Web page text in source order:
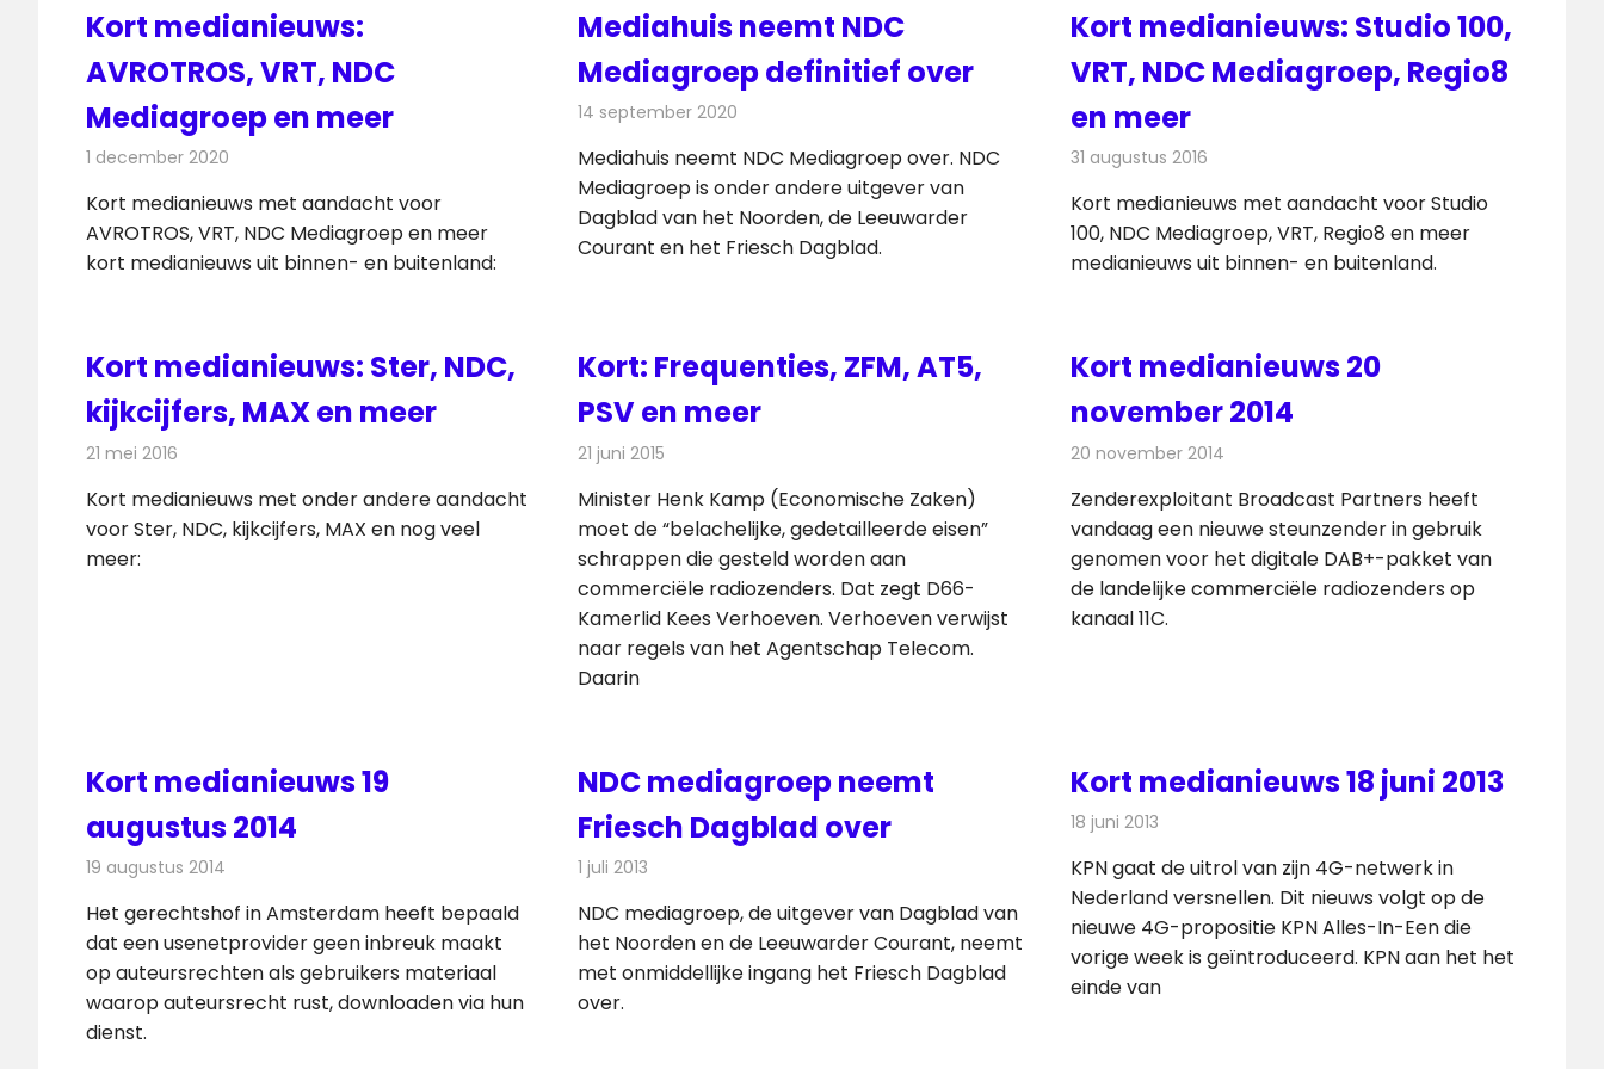
Kort medianieuws:
AVROTROS, VRT, NDC
Mediagroep en meer
1 december 2020
Kort medianieuws met aandacht voor
AVROTROS, VRT, NDC Mediagroep en meer
kort medianieuws uit binnen- en buitenland:
Mediahuis neemt NDC
Mediagroep definitief over
14 september 2020
Mediahuis neemt NDC Mediagroep over. NDC
Mediagroep is onder andere uitgever van
Dagblad van het Noorden, de Leeuwarder
Courant en het Friesch Dagblad.
Kort medianieuws: Studio 100,
VRT, NDC Mediagroep, Regio8
en meer
31 augustus 2016
Kort medianieuws met aandacht voor Studio
100, NDC Mediagroep, VRT, Regio8 en meer
medianieuws uit binnen- en buitenland.
Kort medianieuws: Ster, NDC,
kijkcijfers, MAX en meer
21 mei 2016
Kort medianieuws met onder andere aandacht
voor Ster, NDC, kijkcijfers, MAX en nog veel
meer:
Kort: Frequenties, ZFM, AT5,
PSV en meer
21 juni 2015
Minister Henk Kamp (Economische Zaken)
moet de “belachelijke, gedetailleerde eisen”
schrappen die gesteld worden aan
commerciële radiozenders. Dat zegt D66-
Kamerlid Kees Verhoeven. Verhoeven verwijst
naar regels van het Agentschap Telecom.
Daarin
Kort medianieuws 20
november 2014
20 november 2014
Zenderexploitant Broadcast Partners heeft
vandaag een nieuwe steunzender in gebruik
genomen voor het digitale DAB+-pakket van
de landelijke commerciële radiozenders op
kanaal 11C.
Kort medianieuws 19
augustus 2014
19 augustus 2014
Het gerechtshof in Amsterdam heeft bepaald
dat een usenetprovider geen inbreuk maakt
op auteursrechten als gebruikers materiaal
waarop auteursrecht rust, downloaden via hun
dienst.
NDC mediagroep neemt
Friesch Dagblad over
1 juli 2013
NDC mediagroep, de uitgever van Dagblad van
het Noorden en de Leeuwarder Courant, neemt
met onmiddellijke ingang het Friesch Dagblad
over.
Kort medianieuws 18 juni 2013
18 juni 2013
KPN gaat de uitrol van zijn 4G-netwerk in
Nederland versnellen. Dit nieuws volgt op de
nieuwe 4G-propositie KPN Alles-In-Een die
vorige week is geïntroduceerd. KPN aan het het
einde van